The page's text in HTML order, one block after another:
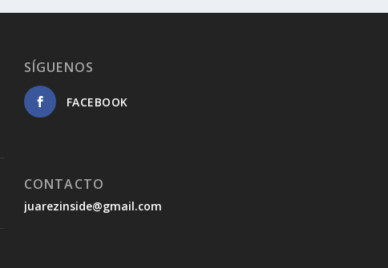
SÍGUENOS
FACEBOOK
CONTACTO
juarezinside@gmail.com